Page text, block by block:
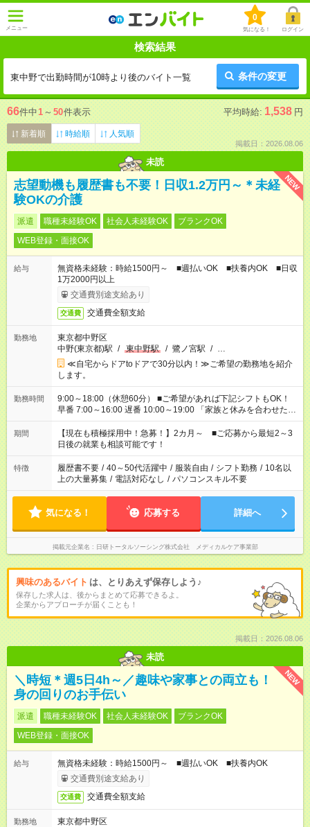
メニュー
0
気になる！ ログイン
検索結果
東中野で出勤時間が10時より後のバイト一覧 条件の変更
66件中1 ～ 50件表示 平均時給: 1,538 円
新着順 時給順 人気順
掲載日：2026.08.06
未読
NEW
志望動機も履歴書も不要！日収1.2万円～＊未経
験OKの介護
派遣 職種未経験OK 社会人未経験OK
ブランクOK
WEB登録・面接OK
給与
無資格未経験：時給1500円～ ■週払いOK ■扶養内OK ■日収
1万2000円以上
交通費別途支給あり
交通費 交通費全額支給
勤務地
東京都中野区
中野(東京都)駅 / 東中野駅 / 鷺ノ宮駅 / …
≪自宅からドアtoドアで30分以内！≫ご希望の勤務地を紹介
します。
勤務時間
9:00～18:00（休憩60分） ■ご希望があれば下記シフトもOK！
早番 7:00～16:00 遅番 10:00～19:00 「家族と休みを合わせた
い」 「余裕を持って夕飯の準備がしたい」 「できれば残業はし
たくない」 など、ご希望を教えてくださいね。 ※Wワーク希望
の方へ 今ご覧のお仕事で希望する勤務時間と、もう1つのお仕事
の勤務時間。 合計で週40時間を超える場合は応募できません。
期間
【現在も積極採用中！急募！】2カ月～ ■ご応募から最短2～3
日後の就業も相談可能です！
特徴 履歴書不要 / 40～50代活躍中 / 服装自由 / シフト勤務 / 10名以
上の大量募集 / 電話対応なし / パソコンスキル不要
気になる！ 応募する 詳細へ
掲載元企業名 日研トータルソーシング株式会社 メディカルケア事業部
興味のあるバイト は、とりあえず保存しよう♪
保存した求人は、後からまとめて応募できるよ。
企業からアプローチが届くことも！
掲載日：2026.08.06
未読
NEW
＼時短＊週5日4h～／趣味や家事との両立も！
身の回りのお手伝い
派遣 職種未経験OK 社会人未経験OK
ブランクOK
WEB登録・面接OK
給与
無資格未経験：時給1500円～ ■週払いOK ■扶養内OK
交通費別途支給あり
交通費 交通費全額支給
勤務地
東京都中野区